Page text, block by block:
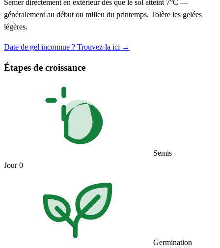
Semer directement en extérieur dès que le sol atteint 7°C —
généralement au début ou milieu du printemps. Tolère les gelées
légères.
Date de gel inconnue ? Trouvez-la ici →
Étapes de croissance
Semis
Jour 0
Germination